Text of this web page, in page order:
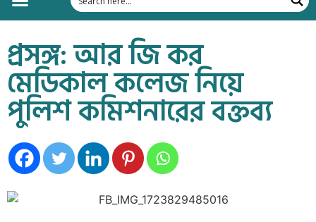
প্রসঙ্গ: আর জি কর
মেডিকাল কলেজ নিয়ে
পুলিশ কমিশনারের বক্তব্য